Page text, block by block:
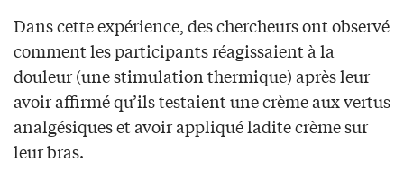
Dans cette expérience, des chercheurs ont observé
comment les participants réagissaient à la
douleur (une stimulation thermique) après leur
avoir affirmé qu’ils testaient une crème aux vertus
analgésiques et avoir appliqué ladite crème sur
leur bras.